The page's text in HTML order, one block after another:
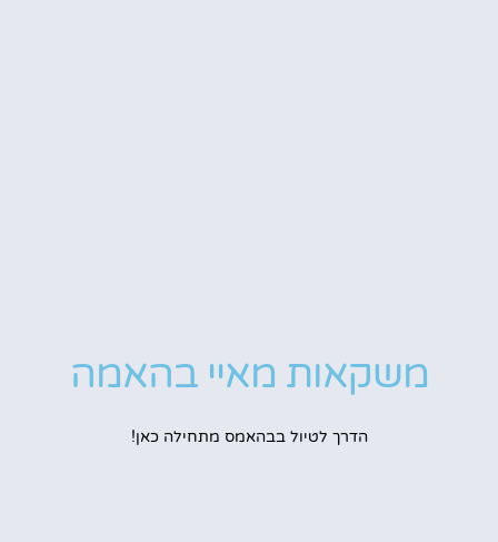
משקאות מאיי בהאמה
הדרך לטיול בבהאמס מתחילה כאן!